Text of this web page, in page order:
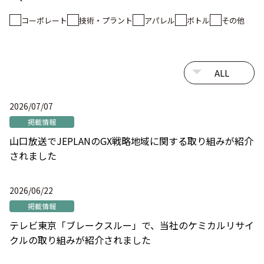
コーポレート 技術・プラント アパレル ボトル その他
2026/07/07
掲載情報
山口放送でJEPLANのGX戦略地域に関する取り組みが紹介
されました
2026/06/22
掲載情報
テレビ東京「ブレークスルー」で、当社のケミカルリサイ
クルの取り組みが紹介されました